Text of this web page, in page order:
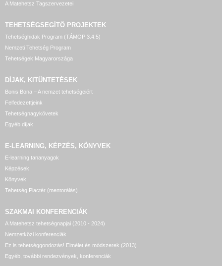
A Matehetsz Tagszervezetei
TEHETSÉGSEGÍTŐ PROJEKTEK
Tehetséghidak Program (TÁMOP 3.4.5)
Nemzeti Tehetség Program
Tehetségek Magyarországa
DÍJAK, KITÜNTETÉSEK
Bonis Bona – A nemzet tehetségeiért
Felfedezettjeink
Tehetségnagykövetek
Egyéb díjak
E-LEARNING, KÉPZÉS, KÖNYVEK
E-learning tananyagok
Képzések
Könyvek
Tehetség Piactér (mentorálás)
SZAKMAI KONFERENCIÁK
A Matehetsz tehetségnapjai (2010 - 2024)
Nemzetközi konferenciák
Ez is tehetséggondozás! Elmélet és módszerek (2013)
Egyéb, további rendezvények, konferenciák